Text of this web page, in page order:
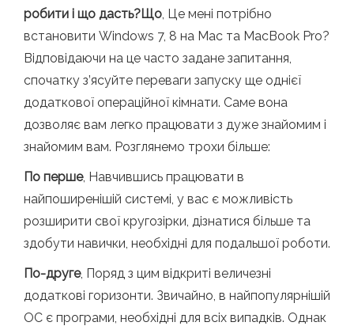
робити і що дасть?Що, Це мені потрібно
встановити Windows 7, 8 на Mac та MacBook Pro?
Відповідаючи на це часто задане запитання,
спочатку з’ясуйте переваги запуску ще однієї
додаткової операційної кімнати. Саме вона
дозволяє вам легко працювати з дуже знайомим і
знайомим вам. Розглянемо трохи більше:
По перше, Навчившись працювати в
найпоширенішій системі, у вас є можливість
розширити свої кругозірки, дізнатися більше та
здобути навички, необхідні для подальшої роботи.
По-друге, Поряд з цим відкриті величезні
додаткові горизонти. Звичайно, в найпопулярнішій
ОС є програми, необхідні для всіх випадків. Однак